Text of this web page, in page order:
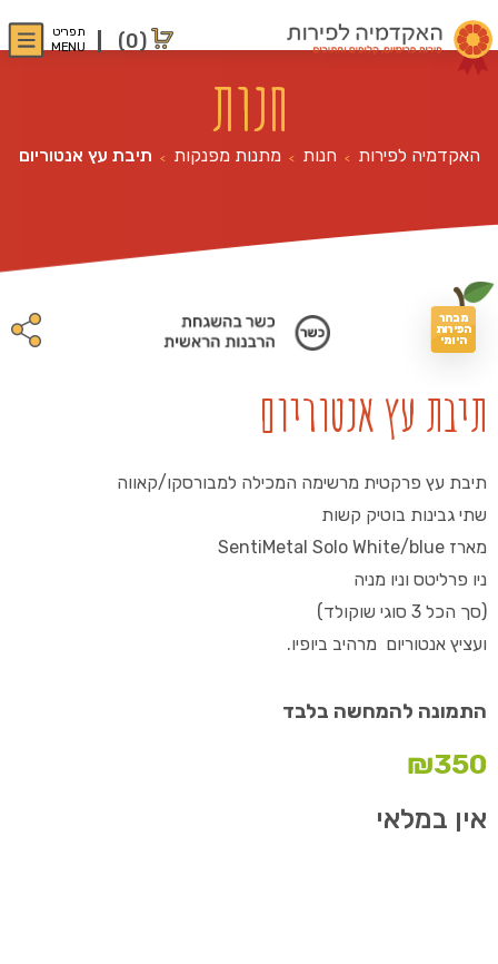
(0)
תפריט
MENU
חנות
האקדמיה לפירות > חנות > מתנות מפנקות > תיבת עץ אנטוריום
מבחר
הפירות
היומי
תיבת עץ אנטוריום
תיבת עץ פרקטית מרשימה המכילה למבורסקו/קאווה
שתי גבינות בוטיק קשות
מארז SentiMetal Solo White/blue
ניו פרליטס וניו מניה
(סך הכל 3 סוגי שוקולד)
ועציץ אנטוריום מרהיב ביופיו.
התמונה להמחשה בלבד
₪350
אין במלאי